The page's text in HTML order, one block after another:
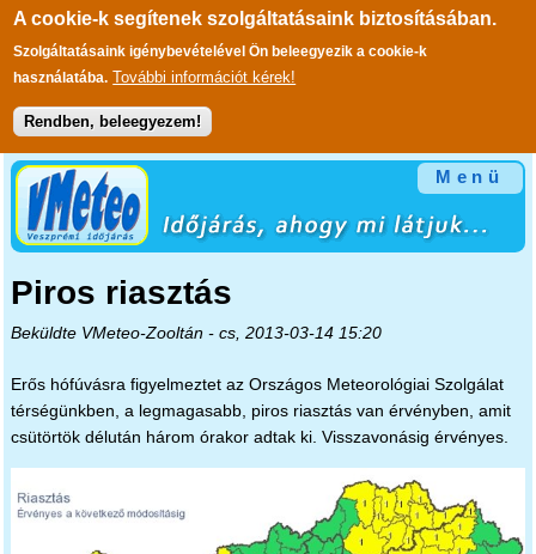
A cookie-k segítenek szolgáltatásaink biztosításában.
Szolgáltatásaink igénybevételével Ön beleegyezik a cookie-k
használatába. További információt kérek!
Rendben, beleegyezem!
Ugrás a tartalomra
Menü
Piros riasztás
Beküldte VMeteo-Zooltán- cs, 2013-03-14 15:20
Erős hófúvásra figyelmeztet az Országos Meteorológiai Szolgálat
térségünkben, a legmagasabb, piros riasztás van érvényben, amit
csütörtök délután három órakor adtak ki. Visszavonásig érvényes.